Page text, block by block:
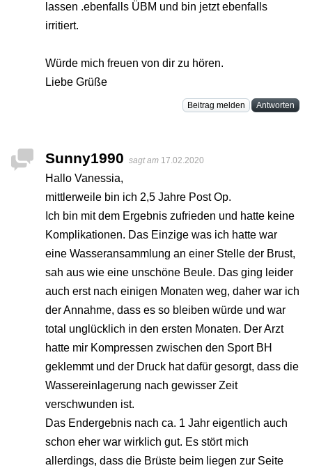
lassen .ebenfalls ÜBM und bin jetzt ebenfalls
irritiert.
Würde mich freuen von dir zu hören.
Liebe Grüße
Beitrag melden Antworten
Sunny1990 sagt am 17.02.2020
Hallo Vanessia,
mittlerweile bin ich 2,5 Jahre Post Op.
Ich bin mit dem Ergebnis zufrieden und hatte keine
Komplikationen. Das Einzige was ich hatte war
eine Wasseransammlung an einer Stelle der Brust,
sah aus wie eine unschöne Beule. Das ging leider
auch erst nach einigen Monaten weg, daher war ich
der Annahme, dass es so bleiben würde und war
total unglücklich in den ersten Monaten. Der Arzt
hatte mir Kompressen zwischen den Sport BH
geklemmt und der Druck hat dafür gesorgt, dass die
Wassereinlagerung nach gewisser Zeit
verschwunden ist.
Das Endergebnis nach ca. 1 Jahr eigentlich auch
schon eher war wirklich gut. Es stört mich
allerdings, dass die Brüste beim liegen zur Seite